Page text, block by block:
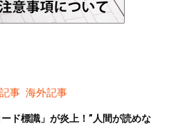
事 海外記事
ド標識」が炎上！”人間が読めな